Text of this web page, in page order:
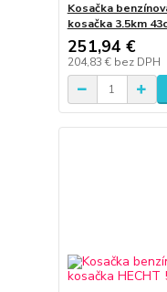
Kosačka
kosačka 3.5km
251,94 €
204,83 € bez DPH